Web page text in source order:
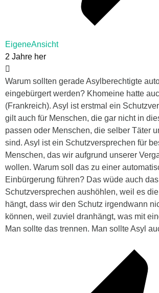
EigeneAnsicht
2 Jahre her
Warum sollten gerade Asylberechtigte
eingebürgert werden? Khomeine hatte
(Frankreich). Asyl ist erstmal ein
gilt auch für Menschen, die gar nicht in
passen oder Menschen, die selber Täter
sind. Asyl ist ein Schutzversprechen für
Menschen, das wir aufgrund unserer
wollen. Warum soll das zu einer
Einbürgerung führen? Das wüde auch das
Schutzversprechen aushöhlen, weil es
hängt, dass wir den Schutz irgendwann
können, weil zuviel dranhängt, was mit
Man sollte das trennen. Man sollte Asyl